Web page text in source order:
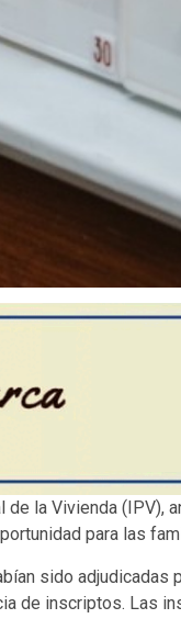
de la Vivienda
para las
sido
de inscriptos. Las